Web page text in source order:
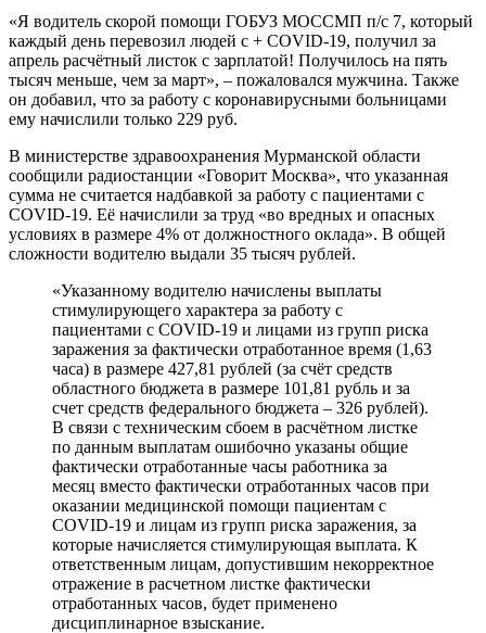
«Я водитель скорой помощи ГОБУЗ МОССМП п/с 7, который
каждый день перевозил людей с + COVID-19, получил за
апрель расчётный листок с зарплатой! Получилось на пять
тысяч меньше, чем за март», – пожаловался мужчина. Также
он добавил, что за работу с коронавирусными больницами
ему начислили только 229 руб.
В министерстве здравоохранения Мурманской области
сообщили радиостанции «Говорит Москва», что указанная
сумма не считается надбавкой за работу с пациентами с
COVID-19. Её начислили за труд «во вредных и опасных
условиях в размере 4% от должностного оклада». В общей
сложности водителю выдали 35 тысяч рублей.
«Указанному водителю начислены выплаты
стимулирующего характера за работу с
пациентами с COVID-19 и лицами из групп риска
заражения за фактически отработанное время (1,63
часа) в размере 427,81 рублей (за счёт средств
областного бюджета в размере 101,81 рубль и за
счет средств федерального бюджета – 326 рублей).
В связи с техническим сбоем в расчётном листке
по данным выплатам ошибочно указаны общие
фактически отработанные часы работника за
месяц вместо фактически отработанных часов при
оказании медицинской помощи пациентам с
COVID-19 и лицам из групп риска заражения, за
которые начисляется стимулирующая выплата. К
ответственным лицам, допустившим некорректное
отражение в расчетном листке фактически
отработанных часов, будет применено
дисциплинарное взыскание.